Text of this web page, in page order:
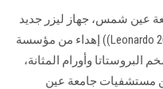
عين شمس، جهاز ليزر جديد
ماركة ((Biolitec الألمانية)) موديل ((Leonardo 2000)) إهداء من مؤسسة
البروستاتا وأورام المثانة،
مستشفيات جامعة عين